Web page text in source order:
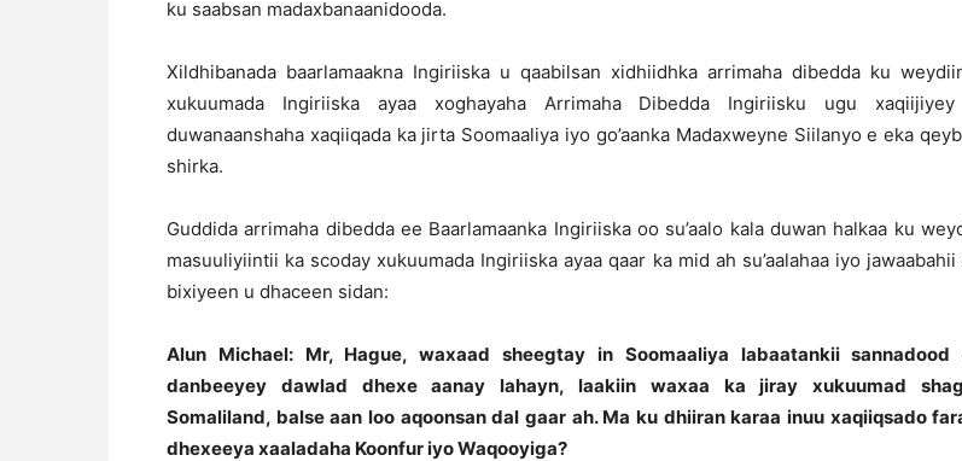
ku saabsan madaxbanaanidooda.
Xildhibanada baarlamaakna Ingiriiska u qaabilsan xidhiidhka arrimaha dibedda ku
xukuumada Ingiriiska ayaa xoghayaha Arrimaha Dibedda Ingiriisku ugu
duwanaanshaha xaqiiqada ka jirta Soomaaliya iyo go’aanka Madaxweyne Siilanyo e eka
shirka.
Guddida arrimaha dibedda ee Baarlamaanka Ingiriiska oo su’aalo kala duwan halkaa ku
masuuliyiintii ka scoday xukuumada Ingiriiska ayaa qaar ka mid ah su’aalahaa iyo jawaabahii
bixiyeen u dhaceen sidan:
Alun Michael: Mr, Hague, waxaad sheegtay in Soomaaliya labaatankii
danbeeyey dawlad dhexe aanay lahayn, laakiin waxaa ka jiray xukuumad
Somaliland, balse aan loo aqoonsan dal gaar ah. Ma ku dhiiran karaa inuu xaqiiqsado
dhexeeya xaaladaha Koonfur iyo Waqooyiga?